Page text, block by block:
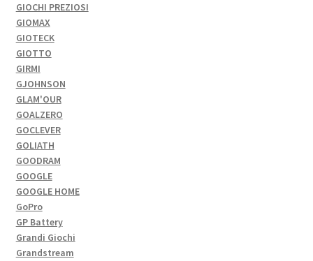
GIOCHI PREZIOSI
GIOMAX
GIOTECK
GIOTTO
GIRMI
GJOHNSON
GLAM'OUR
GOALZERO
GOCLEVER
GOLIATH
GOODRAM
GOOGLE
GOOGLE HOME
GoPro
GP Battery
Grandi Giochi
Grandstream